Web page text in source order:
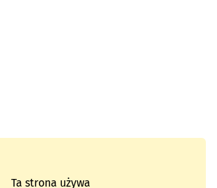
Ta strona używa